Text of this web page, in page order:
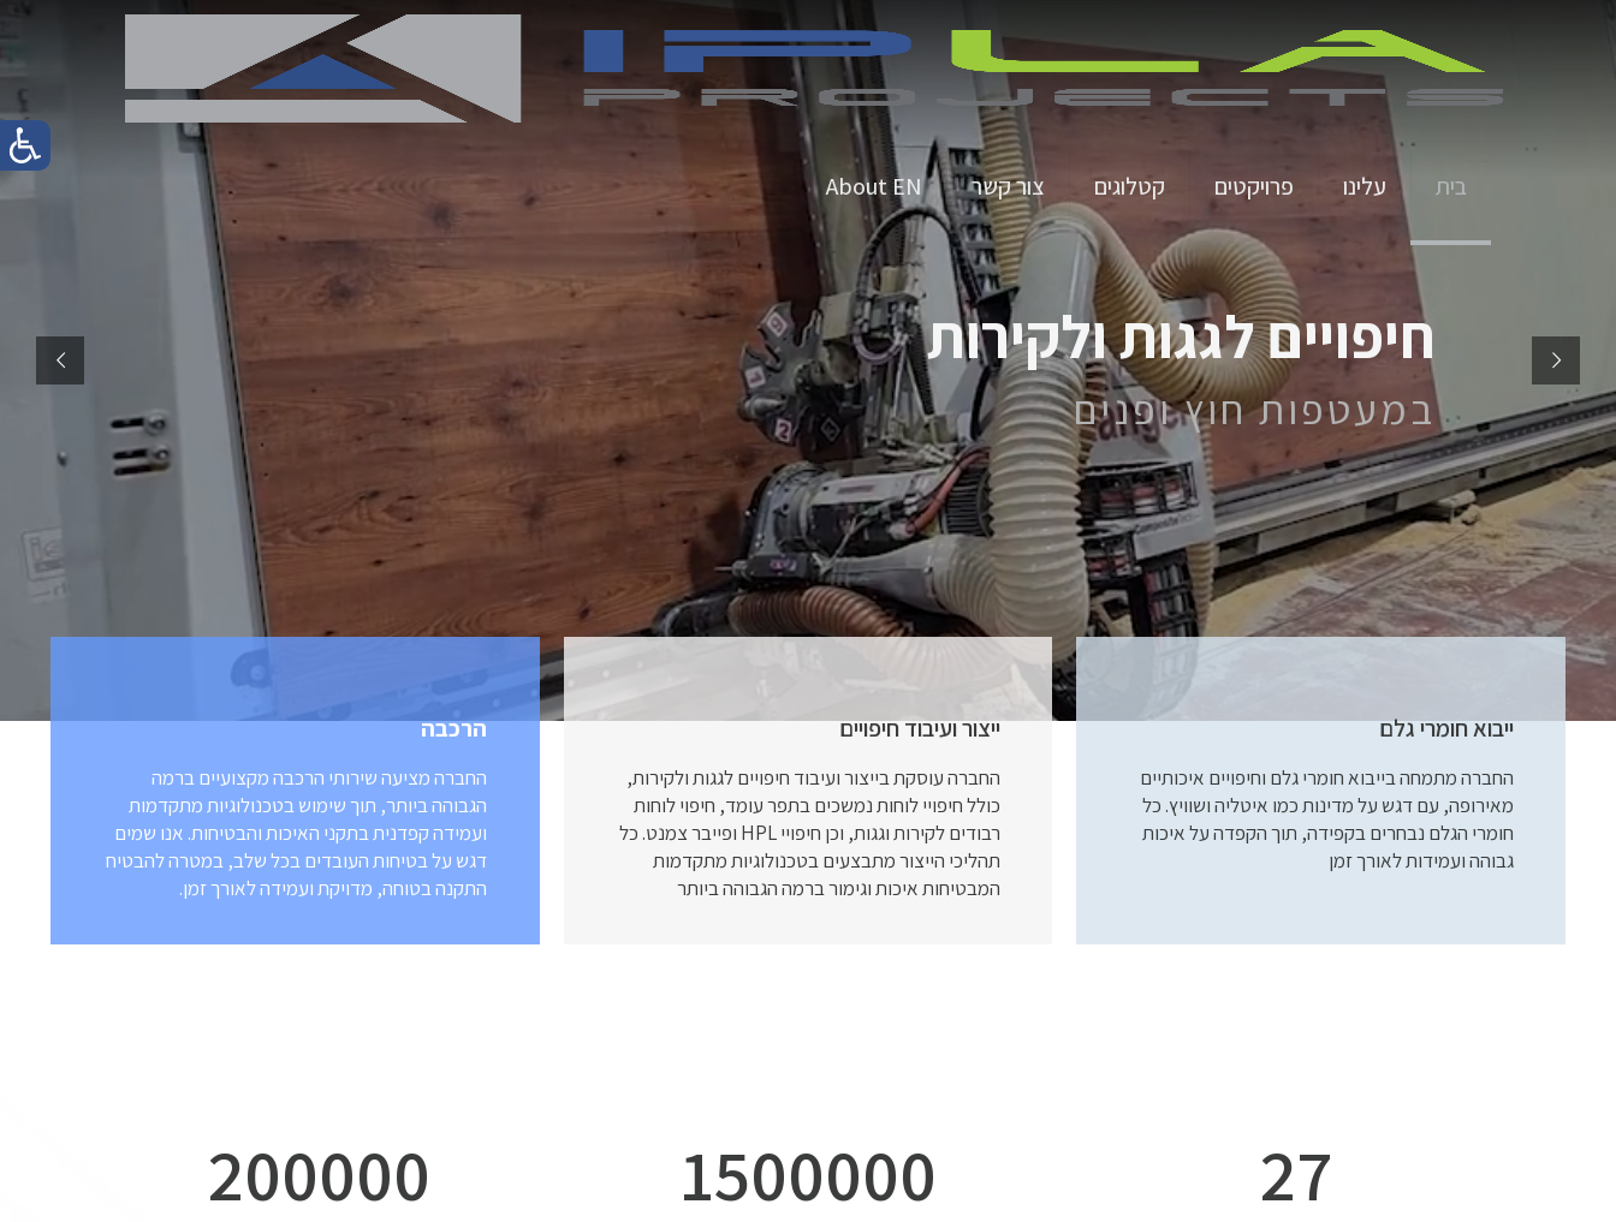
בית עלינו פרויקטים קטלוגים צור קשר About EN
ייבוא חומרי גלם
החברה מתמחה בייבוא חומרי גלם וחיפויים איכותיים
מאירופה, עם דגש על מדינות כמו איטליה ושוויץ. כל
חומרי הגלם נבחרים בקפידה, תוך הקפדה על איכות
גבוהה ועמידות לאורך זמן
ייצור ועיבוד חיפויים
החברה עוסקת בייצור ועיבוד חיפויים לגגות ולקירות,
כולל חיפויי לוחות נמשכים בתפר עומד, חיפוי לוחות
רבודים לקירות וגגות, וכן חיפויי HPL ופייבר צמנט. כל
תהליכי הייצור מתבצעים בטכנולוגיות מתקדמות
המבטיחות איכות וגימור ברמה הגבוהה ביותר
הרכבה
החברה מציעה שירותי הרכבה מקצועיים ברמה
הגבוהה ביותר, תוך שימוש בטכנולוגיות מתקדמות
ועמידה קפדנית בתקני האיכות והבטיחות. אנו שמים
דגש על בטיחות העובדים בכל שלב, במטרה להבטיח
התקנה בטוחה, מדויקת ועמידה לאורך זמן.
27
1500000
200000